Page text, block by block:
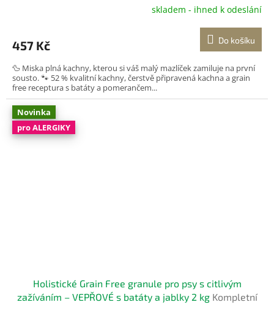
skladem - ihned k odeslání
457 Kč Do košíku
🦆 Miska plná kachny, kterou si váš malý mazlíček zamiluje na první
sousto. 🐾 52 % kvalitní kachny, čerstvě připravená kachna a grain
free receptura s batáty a pomerančem...
Novinka
pro ALERGIKY
Holistické Grain Free granule pro psy s citlivým
zažíváním – VEPŘOVÉ s batáty a jablky 2 kg Kompletní